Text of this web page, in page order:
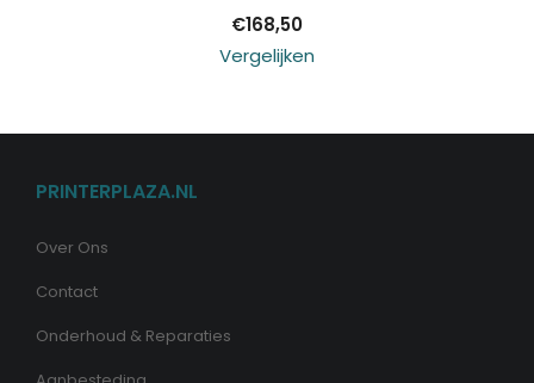
€168,50
Vergelijken
PRINTERPLAZA.NL
Over Ons
Contact
Onderhoud & Reparaties